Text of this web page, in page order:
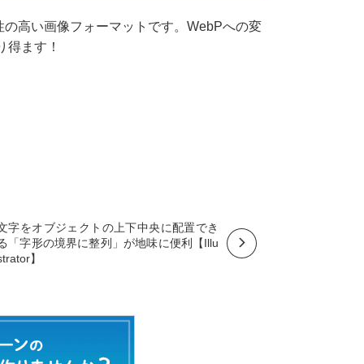
高い画像フォーマットです。WebPへの変
ます！
字をオブジェクトの上下中央に配置でき
「字形の境界に整列」が地味に便利【Illu
】